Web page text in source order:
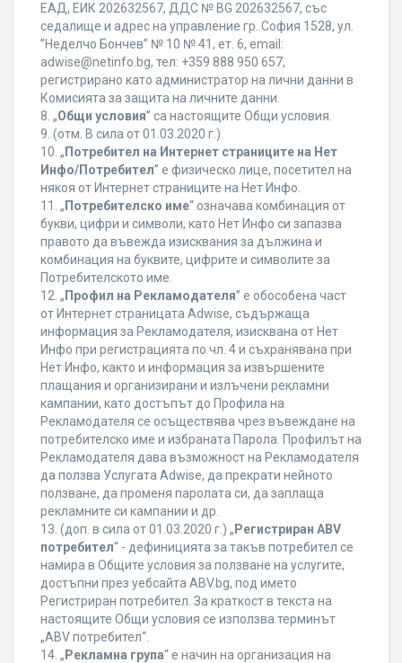
ЕАД, ЕИК 202632567, ДДС № BG 202632567, със
седалище и адрес на управление гр. София 1528, ул.
”Неделчо Бончев” № 10 № 41, ет. 6, еmail:
adwise@netinfo.bg, тел: +359 888 950 657,
регистрирано като администратор на лични данни в
Комисията за защита на личните данни.
8. „Общи условия” са настоящите Общи условия.
9. (отм. В сила от 01.03.2020 г.)
10. „ Потребител на Интернет страниците на Нет
Инфо/Потребител” е физическо лице, посетител на
някоя от Интернет страниците на Нет Инфо.
11. „ Потребителско име“ означава комбинация от
букви, цифри и символи, като Нет Инфо си запазва
правото да въвежда изисквания за дължина и
комбинация на буквите, цифрите и символите за
Потребителското име.
12. „ Профил на Рекламодателя” е обособена част
от Интернет страницата Adwise, съдържаща
информация за Рекламодателя, изисквана от Нет
Инфо при регистрацията по чл. 4 и съхранявана при
Нет Инфо, както и информация за извършените
плащания и организирани и излъчени рекламни
кампании, като достъпът до Профила на
Рекламодателя се осъществява чрез въвеждане на
потребителско име и избраната Парола. Профилът на
Рекламодателя дава възможност на Рекламодателя
да ползва Услугата Adwise, да прекрати нейното
ползване, да променя паролата си, да заплаща
рекламните си кампании и др.
13. (доп. в сила от 01.03.2020 г.) „ Регистриран ABV
потребител“ - дефиницията за такъв потребител се
намира в Общите условия за ползване на услугите,
достъпни през уебсайта ABV.bg, под името
Регистриран потребител. За краткост в текста на
настоящите Общи условия се използва терминът
„ABV потребител“.
14. „ Рекламна група“ е начин на организация на